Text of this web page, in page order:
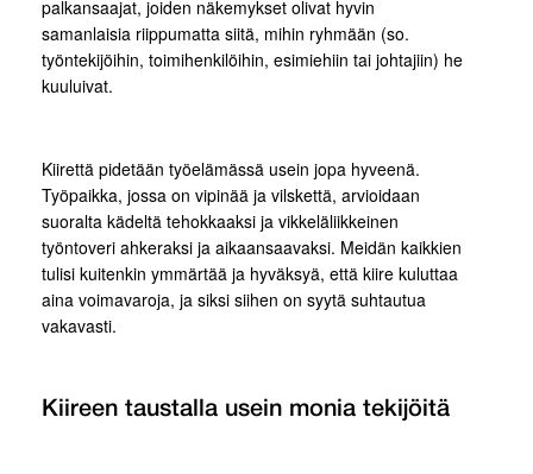
palkansaajat, joiden näkemykset olivat hyvin
samanlaisia riippumatta siitä, mihin ryhmään (so.
työntekijöihin, toimihenkilöihin, esimiehiin tai johtajiin) he
kuuluivat.
Kiirettä pidetään työelämässä usein jopa hyveenä.
Työpaikka, jossa on vipinää ja vilskettä, arvioidaan
suoralta kädeltä tehokkaaksi ja vikkeläliikkeinen
työntoveri ahkeraksi ja aikaansaavaksi. Meidän kaikkien
tulisi kuitenkin ymmärtää ja hyväksyä, että kiire kuluttaa
aina voimavaroja, ja siksi siihen on syytä suhtautua
vakavasti.
Kiireen taustalla usein monia tekijöitä